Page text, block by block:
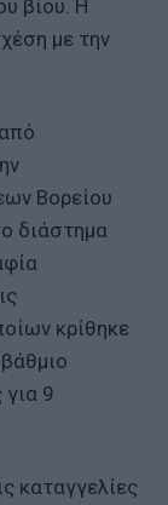
βίου. Η
με την
Βορείου
διάστημα
κρίθηκε
9
καταγγελίες